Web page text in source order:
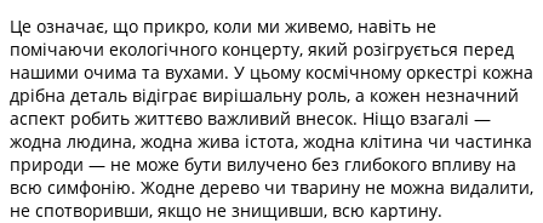
Це означає, що прикро, коли ми живемо, навіть не
помічаючи екологічного концерту, який розігрується перед
нашими очима та вухами. У цьому космічному оркестрі кожна
дрібна деталь відіграє вирішальну роль, а кожен незначний
аспект робить життєво важливий внесок. Ніщо взагалі —
жодна людина, жодна жива істота, жодна клітина чи частинка
природи — не може бути вилучено без глибокого впливу на
всю симфонію. Жодне дерево чи тварину не можна видалити,
не спотворивши, якщо не знищивши, всю картину.